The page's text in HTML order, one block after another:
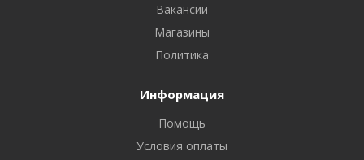
Вакансии
Магазины
Политика
Информация
Помощь
Условия оплаты